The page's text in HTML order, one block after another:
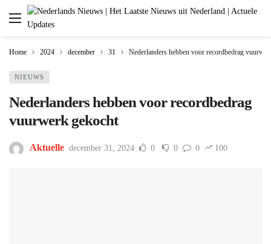
Home 2024 december 31 Nederlanders hebben voor recordbedrag
NIEUWS
Nederlanders hebben voor recordbedrag
vuurwerk gekocht
Aktuelle december 31, 2024 0 0 0 100